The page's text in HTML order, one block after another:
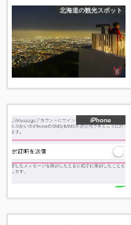
北海道の観光スポット
iPhone